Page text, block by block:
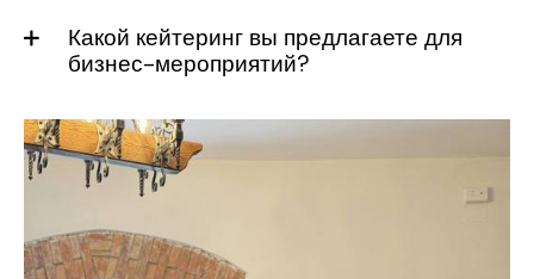
Какой кейтеринг вы предлагаете для
бизнес-мероприятий?